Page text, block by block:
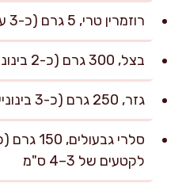
רוזמרין טרי, 5 גרם (כ-3 ענפים)
בצל, 300 גרם (כ-2 בינוניים) פרוס לטבעות עבות
גזר, 250 גרם (כ-3 בינוניים) חתוך למקלות עבים
לקטעים של 3–4 ס"מ